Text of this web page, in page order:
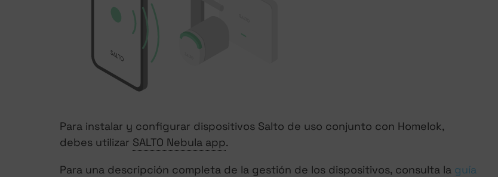
Para instalar y configurar dispositivos Salto de uso conjunto con Homelok,
debes utilizar SALTO Nebula app.
Para una descripción completa de la gestión de los dispositivos, consulta la guía